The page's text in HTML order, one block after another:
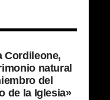
Cordileone,
natural
del
de la Iglesia»